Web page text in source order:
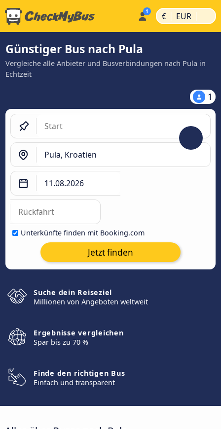
€ | EUR |
Günstiger Bus nach Pula
Vergleiche alle Anbieter und Busverbindungen nach Pula in
Echtzeit
1
Unterkünfte finden mit Booking.com
Jetzt finden
Suche dein Reiseziel
Millionen von Angeboten weltweit
Ergebnisse vergleichen
Spar bis zu 70 %
Finde den richtigen Bus
Einfach und transparent